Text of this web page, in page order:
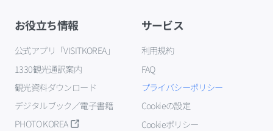
お役立ち情報
公式アプリ「VISITKOREA」
1330観光通訳案内
観光資料ダウンロード
デジタルブック／電子書籍
PHOTO KOREA
サービス
利用規約
FAQ
プライバシーポリシー
Cookieの設定
Cookieポリシー